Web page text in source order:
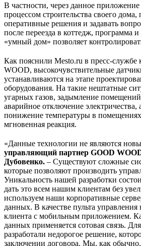
В частности, через данное
процессом строительства своего
оперативные решения и задавать
после переезда в коттедж, программа
«умный дом» позволяет
Как пояснили Мesto.ru в пресс-
WOOD, высокочувствительные
устанавливаются на этапе
оборудования. На такие нештатные
угарных газов, задымление
аварийное отключение электричества,
понижение температуры в
мгновенная реакция.
«Данные технологии не являются
управляющий партнер GOOD
Дубовенко. – Существуют сложные
которые позволяют производить
Уникальность нашей разработки
дать это всем нашим клиентам без
используем наши корпоративные
данных. В качестве пульта управления
клиента с мобильным приложением.
данных применяется сотовая связь.
разработали недорогое решение,
заключении договора. Мы, как обычно,